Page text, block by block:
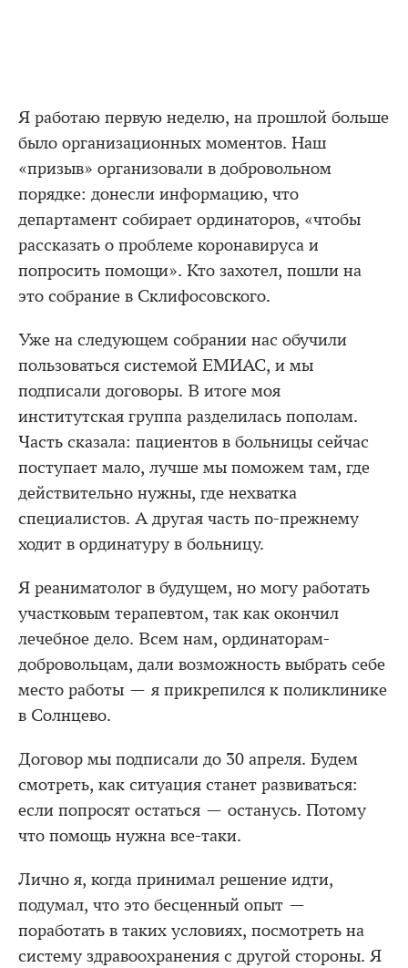
Я работаю первую неделю, на прошлой больше
было организационных моментов. Наш
«призыв» организовали в добровольном
порядке: донесли информацию, что
департамент собирает ординаторов, «чтобы
рассказать о проблеме коронавируса и
попросить помощи». Кто захотел, пошли на
это собрание в Склифосовского.
Уже на следующем собрании нас обучили
пользоваться системой ЕМИАС, и мы
подписали договоры. В итоге моя
институтская группа разделилась пополам.
Часть сказала: пациентов в больницы сейчас
поступает мало, лучше мы поможем там, где
действительно нужны, где нехватка
специалистов. А другая часть по-прежнему
ходит в ординатуру в больницу.
Я реаниматолог в будущем, но могу работать
участковым терапевтом, так как окончил
лечебное дело. Всем нам, ординаторам-
добровольцам, дали возможность выбрать себе
место работы — я прикрепился к поликлинике
в Солнцево.
Договор мы подписали до 30 апреля. Будем
смотреть, как ситуация станет развиваться:
если попросят остаться — останусь. Потому
что помощь нужна все-таки.
Лично я, когда принимал решение идти,
подумал, что это бесценный опыт —
поработать в таких условиях, посмотреть на
систему здравоохранения с другой стороны. Я